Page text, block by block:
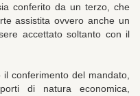
conferito da un terzo, che
assistita ovvero anche un
accettato soltanto con il
conferimento del mandato,
di natura economica,